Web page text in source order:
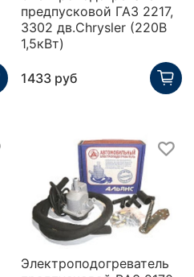
предпусковой ГАЗ 2217,
3302 дв.Chrysler (220В
1,5кВт)
1433 руб
Электроподогреватель